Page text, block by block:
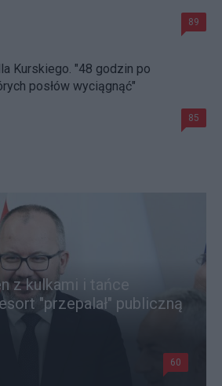
89
Kurskiego. "48 godzin po
posłów wyciągnąć"
85
z kulkami i tańce
"przepalał" publiczną
60